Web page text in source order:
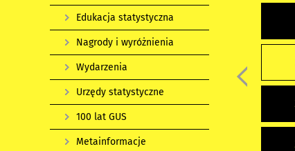
Edukacja statystyczna
Nagrody i wyróżnienia
Wydarzenia
Urzędy statystyczne
100 lat GUS
Metainformacje